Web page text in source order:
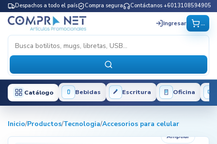
Despachos a todo el país Compra segura Contáctanos +6013108594905
Ingresar ...
Catálogo Bebidas Escritura Oficina
Inicio/Productos/Tecnologia/Accesorios para celular
Ampliar